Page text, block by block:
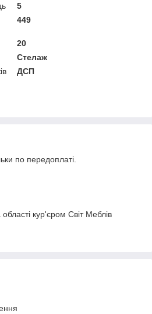
5
449
20
Стелаж
ДСП
по передоплаті.
кур'єром Світ Меблів